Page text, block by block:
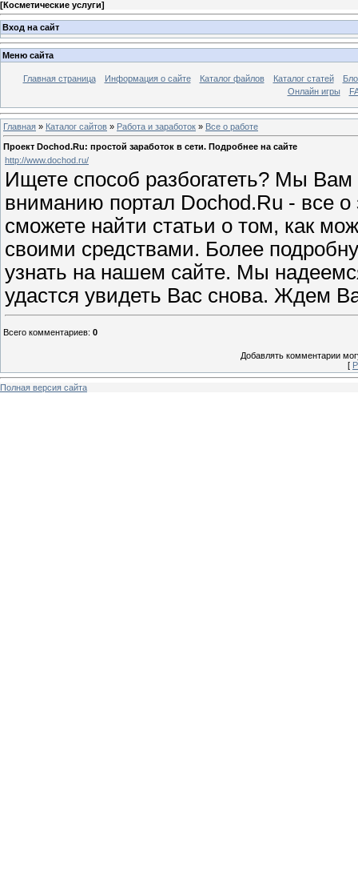
[Косметические услуги]
Вход на сайт
Меню сайта
Главная страница Информация о сайте Каталог файлов Каталог статей
Онлайн игры
Главная » Каталог сайтов » Работа и заработок » Все о работе
Проект Dochod.Ru: простой заработок в сети. Подробнее на сайте
http://www.dochod.ru/
Ищете способ разбогатеть? Мы
вниманию портал Dochod.Ru - все о
сможете найти статьи о том, как
своими средствами. Более
узнать на нашем сайте. Мы
удастся увидеть Вас снова. Ждем
Всего комментариев: 0
Добавлять комментарии
[
Полная версия сайта